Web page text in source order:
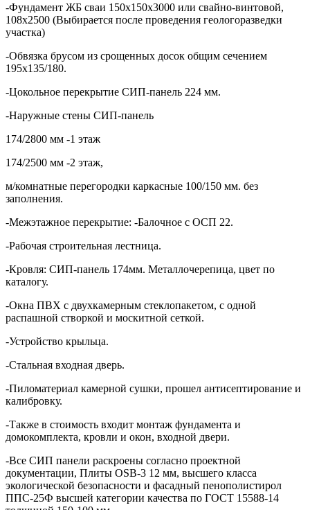
-Фундамент ЖБ сваи 150х150х3000 или свайно-винтовой,
108х2500 (Выбирается после проведения геологоразведки
участка)
-Обвязка брусом из срощенных досок общим сечением
195х135/180.
-Цокольное перекрытие СИП-панель 224 мм.
-Наружные стены СИП-панель
174/2800 мм -1 этаж
174/2500 мм -2 этаж,
м/комнатные перегородки каркасные 100/150 мм. без
заполнения.
-Межэтажное перекрытие: -Балочное с ОСП 22.
-Рабочая строительная лестница.
-Кровля: СИП-панель 174мм. Металлочерепица, цвет по
каталогу.
-Окна ПВХ с двухкамерным стеклопакетом, с одной
распашной створкой и москитной сеткой.
-Устройство крыльца.
-Стальная входная дверь.
-Пиломатериал камерной сушки, прошел антисептирование и
калибровку.
-Также в стоимость входит монтаж фундамента и
домокомплекта, кровли и окон, входной двери.
-Все СИП панели раскроены согласно проектной
документации, Плиты OSB-3 12 мм, высшего класса
экологической безопасности и фасадный пенополистирол
ППС-25Ф высшей категории качества по ГОСТ 15588-14